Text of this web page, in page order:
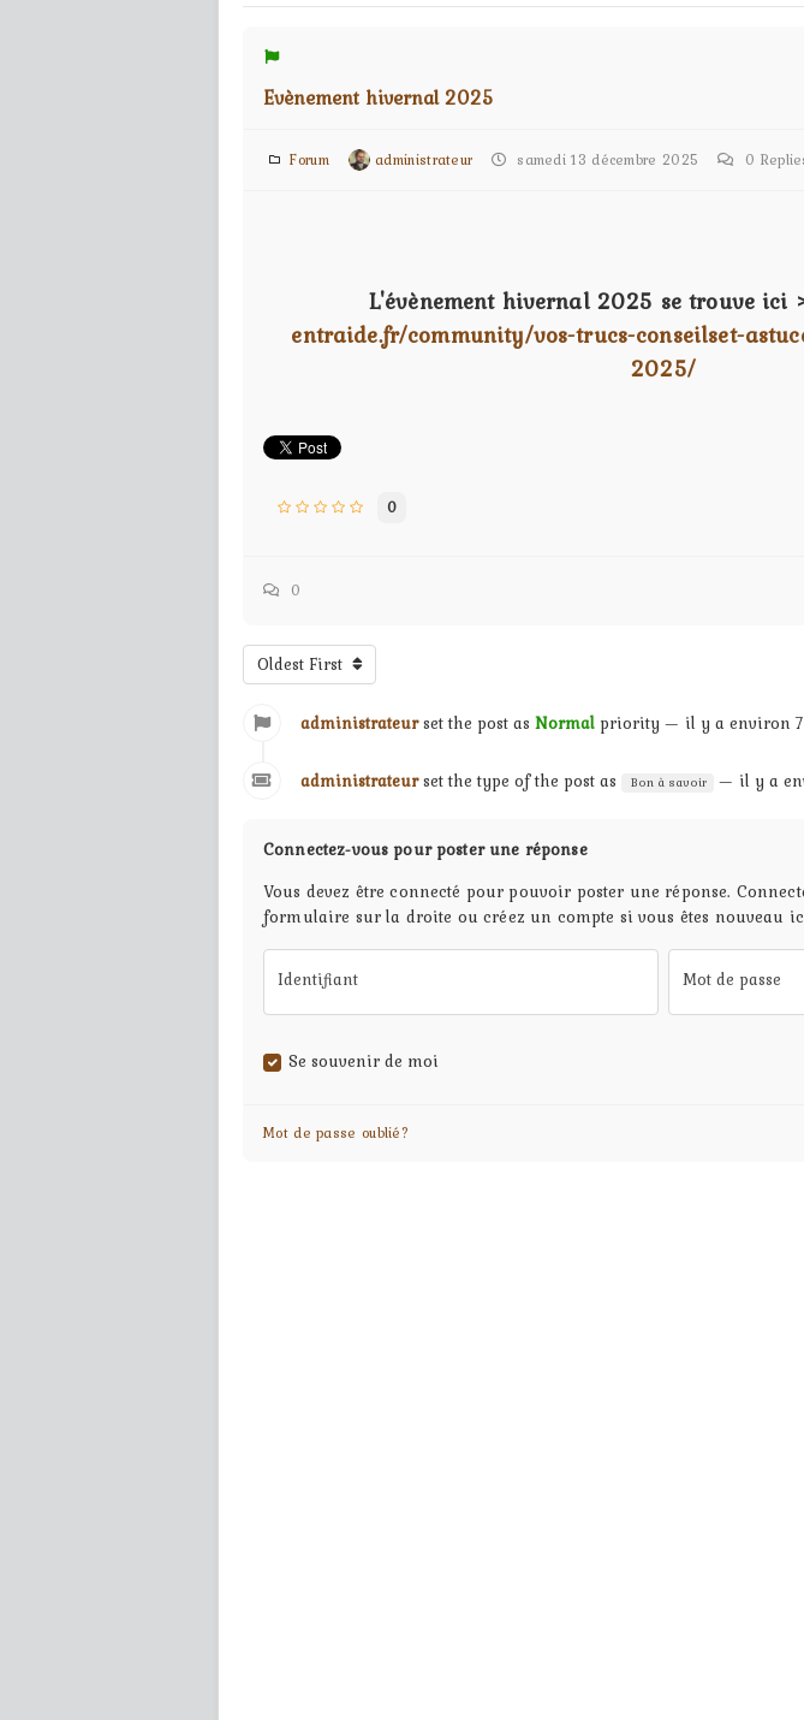
Evènement hivernal 2025
Forum administrateur samedi 13 décembre 2025 0
L'évènement hivernal 2025 se trouve ici
entraide.fr/community/vos-trucs-conseilset-
2025/
0
0
Oldest First
administrateur set the post as Normal priority — il y a environ
administrateur set the type of the post as Bon à savoir — il y a
Connectez-vous pour poster une réponse
Vous devez être connecté pour pouvoir poster une réponse.
formulaire sur la droite ou créez un compte si vous êtes nouveau
Identifiant Mot de passe
Se souvenir de moi
Mot de passe oublié?